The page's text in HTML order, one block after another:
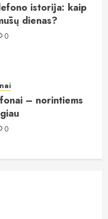
istorija: kaip
dienas?
0
– norintiems
0